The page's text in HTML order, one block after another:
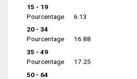
15 - 19
Pourcentage
6.13
20 - 34
Pourcentage
16.88
35 - 49
Pourcentage
17.25
50 - 64